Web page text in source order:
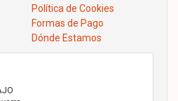
Política de Cookies
Formas de Pago
Dónde Estamos